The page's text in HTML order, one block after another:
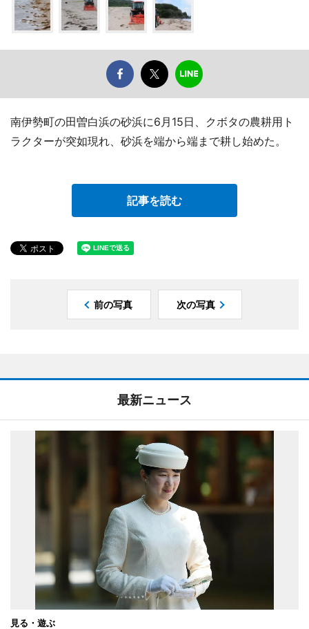
南伊勢町の田曽白浜の砂浜に6月15日、クボタの農耕用ト
ラクターが突如現れ、砂浜を端から端まで耕し始めた。
記事を読む
前の写真 次の写真
最新ニュース
見る・遊ぶ